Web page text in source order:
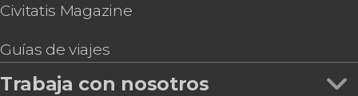
Civitatis Magazine
Guías de viajes
Trabaja con nosotros